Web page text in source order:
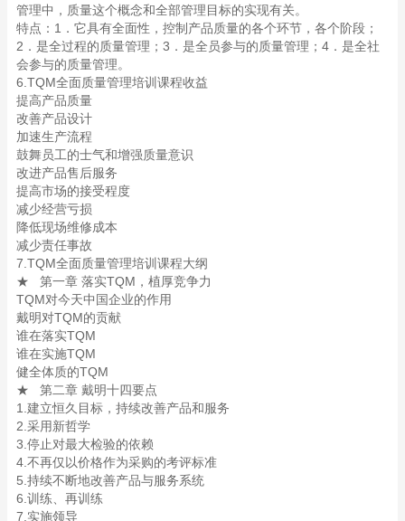
管理中，质量这个概念和全部管理目标的实现有关。
特点：1．它具有全面性，控制产品质量的各个环节，各个阶段；
2．是全过程的质量管理；3．是全员参与的质量管理；4．是全社
会参与的质量管理。
6.TQM全面质量管理培训课程收益
提高产品质量
改善产品设计
加速生产流程
鼓舞员工的士气和增强质量意识
改进产品售后服务
提高市场的接受程度
减少经营亏损
降低现场维修成本
减少责任事故
7.TQM全面质量管理培训课程大纲
★ 第一章 落实TQM，植厚竞争力
TQM对今天中国企业的作用
戴明对TQM的贡献
谁在落实TQM
谁在实施TQM
健全体质的TQM
★ 第二章 戴明十四要点
1.建立恒久目标，持续改善产品和服务
2.采用新哲学
3.停止对最大检验的依赖
4.不再仅以价格作为采购的考评标准
5.持续不断地改善产品与服务系统
6.训练、再训练
7.实施领导